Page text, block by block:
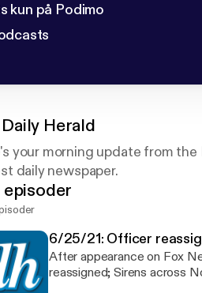
kun på Podimo
Daily Herald
your morning update from
daily newspaper.
6/25/21: Officer
After appearance on Fox
reassigned; Sirens across